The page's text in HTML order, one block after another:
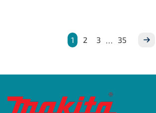
1 2 3 35